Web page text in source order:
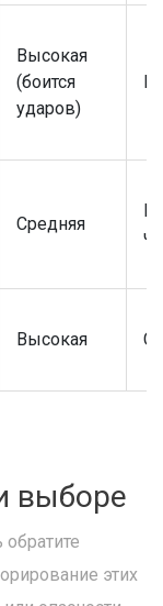
Высокая
(боится
ударов)
Средняя
Высокая
выборе
этих